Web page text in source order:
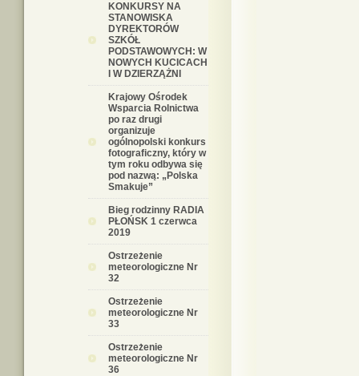
KONKURSY NA
STANOWISKA
DYREKTORÓW
SZKÓŁ
PODSTAWOWYCH: W
NOWYCH KUCICACH
I W DZIERZĄŻNI
Krajowy Ośrodek
Wsparcia Rolnictwa
po raz drugi
organizuje
ogólnopolski konkurs
fotograficzny, który w
tym roku odbywa się
pod nazwą: „Polska
Smakuje”
Bieg rodzinny RADIA
PŁOŃSK 1 czerwca
2019
Ostrzeżenie
meteorologiczne Nr
32
Ostrzeżenie
meteorologiczne Nr
33
Ostrzeżenie
meteorologiczne Nr
36